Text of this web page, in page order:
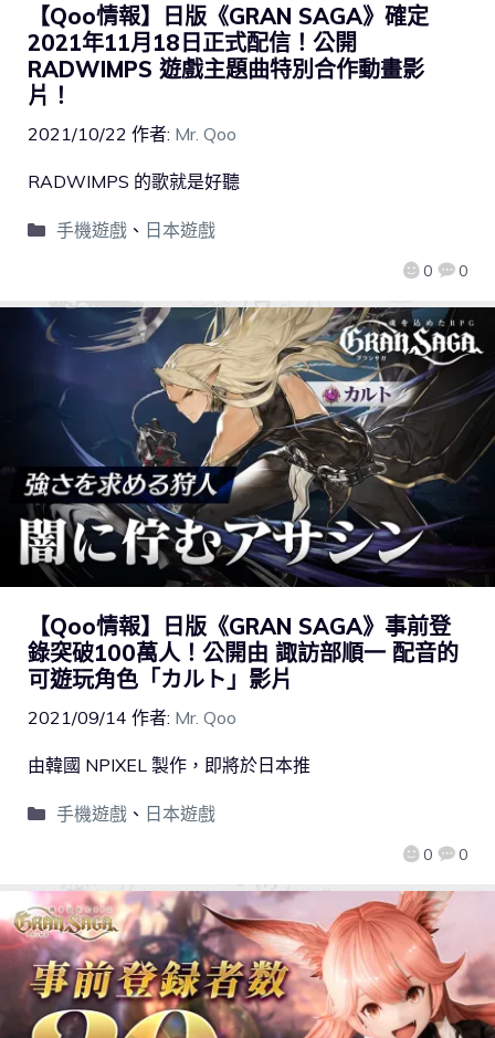
【Qoo情報】日版《GRAN SAGA》確定
2021年11月18日正式配信！公開
RADWIMPS 遊戲主題曲特別合作動畫影
片！
2021/10/22 作者: Mr. Qoo
0 0
RADWIMPS 的歌就是好聽
手機遊戲、 日本遊戲
【Qoo情報】日版《GRAN SAGA》事前登
錄突破100萬人！公開由 諏訪部順一 配音的
可遊玩角色「カルト」影片
2021/09/14 作者: Mr. Qoo
0 0
由韓國 NPIXEL 製作，即將於日本推
手機遊戲、 日本遊戲